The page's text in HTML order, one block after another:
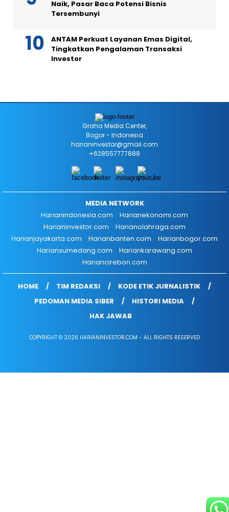
Naik, Pasar Baca Potensi Bisnis
Tersembunyi
ANTAM Perkuat Layanan Emas Digital,
Tingkatkan Pengalaman Transaksi
Investor
Graha Media Center,
Bogor - Indonesia
harianinvestor@gmail.com
+628557777888
MEDIA NETWORK
Harianindonesia.com
Harianekonomi.com
Harianinvestor.com
Harianolahraga.com
Harianjayakarta.com
Harianbanten.com
Harianbogor.com
Hariansumedang.com
Hariankarawang.com
Hariancirebon.com
HOME TIM REDAKSI
KODE ETIK JURNALISTIK
PEDOMAN MEDIA SIBER
HISTORI MEDIA
HAK JAWAB
COPYRIGHT © 2026 HARIANINVESTOR.COM - ALL RIGHTS RESERVED